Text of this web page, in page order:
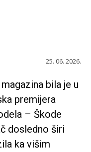
25. 06. 2026.
bila je u
premijera
– Škode
dosledno širi
ka višim